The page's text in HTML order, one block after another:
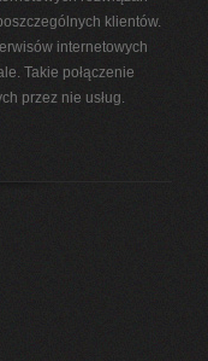
klientów.
internetowych
Takie połączenie
przez nie usług.